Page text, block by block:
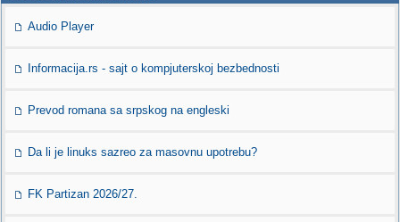
Audio Player
Informacija.rs - sajt o kompjuterskoj bezbednosti
Prevod romana sa srpskog na engleski
Da li je linuks sazreo za masovnu upotrebu?
FK Partizan 2026/27.